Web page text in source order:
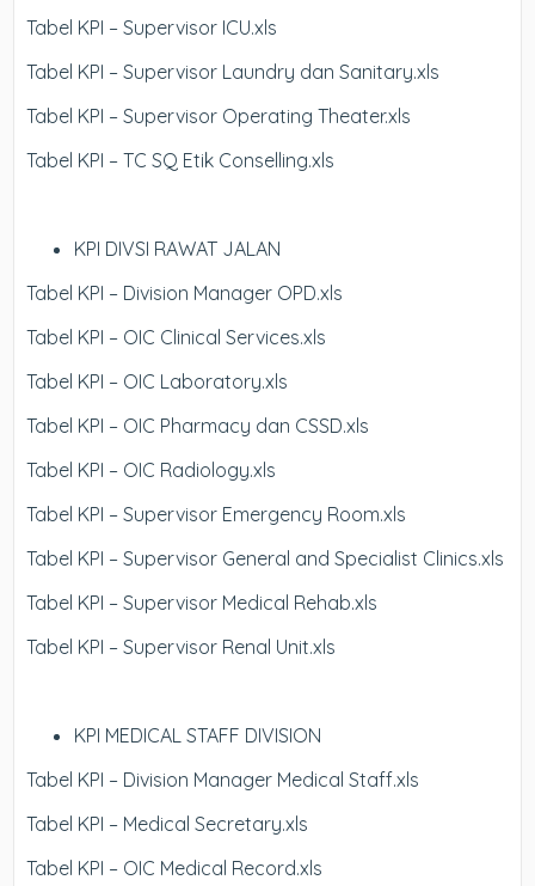
Tabel KPI – Supervisor ICU.xls
Tabel KPI – Supervisor Laundry dan Sanitary.xls
Tabel KPI – Supervisor Operating Theater.xls
Tabel KPI – TC SQ Etik Conselling.xls
KPI DIVSI RAWAT JALAN
Tabel KPI – Division Manager OPD.xls
Tabel KPI – OIC Clinical Services.xls
Tabel KPI – OIC Laboratory.xls
Tabel KPI – OIC Pharmacy dan CSSD.xls
Tabel KPI – OIC Radiology.xls
Tabel KPI – Supervisor Emergency Room.xls
Tabel KPI – Supervisor General and Specialist Clinics.xls
Tabel KPI – Supervisor Medical Rehab.xls
Tabel KPI – Supervisor Renal Unit.xls
KPI MEDICAL STAFF DIVISION
Tabel KPI – Division Manager Medical Staff.xls
Tabel KPI – Medical Secretary.xls
Tabel KPI – OIC Medical Record.xls